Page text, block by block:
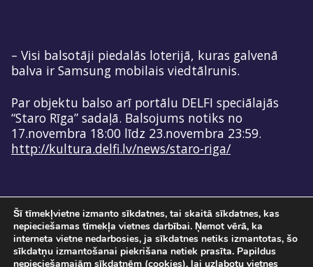
– Visi balsotāji piedalās loterijā, kuras galvenā
balva ir Samsung mobilais viedtālrunis.
Par objektu balso arī portālu DELFI speciālajās
“Staro Rīga” sadaļā. Balsojums notiks no
17.novembra 18:00 līdz 23.novembra 23:59.
http://kultura.delfi.lv/news/staro-riga/
Šī tīmekļvietne izmanto sīkdatnes, tai skaitā sīkdatnes, kas
nepieciešamas tīmekļa vietnes darbībai. Ņemot vērā, ka
interneta vietne nedarbosies, ja sīkdatnes netiks izmantotas, šo
sīkdatņu izmantošanai piekrišana netiek prasīta. Papildus
nepieciešamajām sīkdatnēm (cookies), lai uzlabotu vietnes